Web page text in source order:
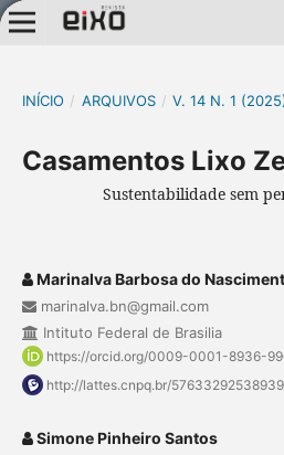
INÍCIO / ARQUIVOS / V. 14 N. 1
Casamentos Lixo
Sustentabilidade sem
Marinalva Barbosa do
marinalva.bn@gmail.com
Intituto Federal de Brasilia
https://orcid.org/0009-0001-8936-
http://lattes.cnpq.br/
Simone Pinheiro Santos